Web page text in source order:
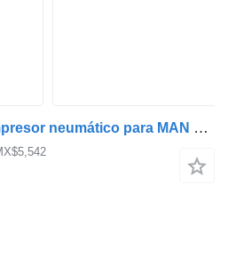
MAN 51541007258 compresor neumático para MAN TGX TGS cabeza tractora